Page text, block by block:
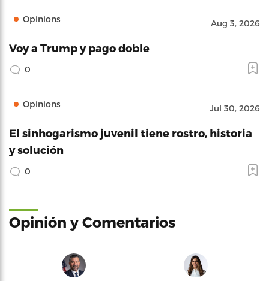
Opinions Aug 3, 2026
Voy a Trump y pago doble
0
Opinions Jul 30, 2026
El sinhogarismo juvenil tiene rostro, historia
y solución
0
Opinión y Comentarios